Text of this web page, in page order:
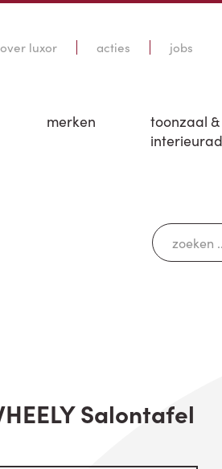
over luxor acties jobs
merken
toonzaal &
Salontafel